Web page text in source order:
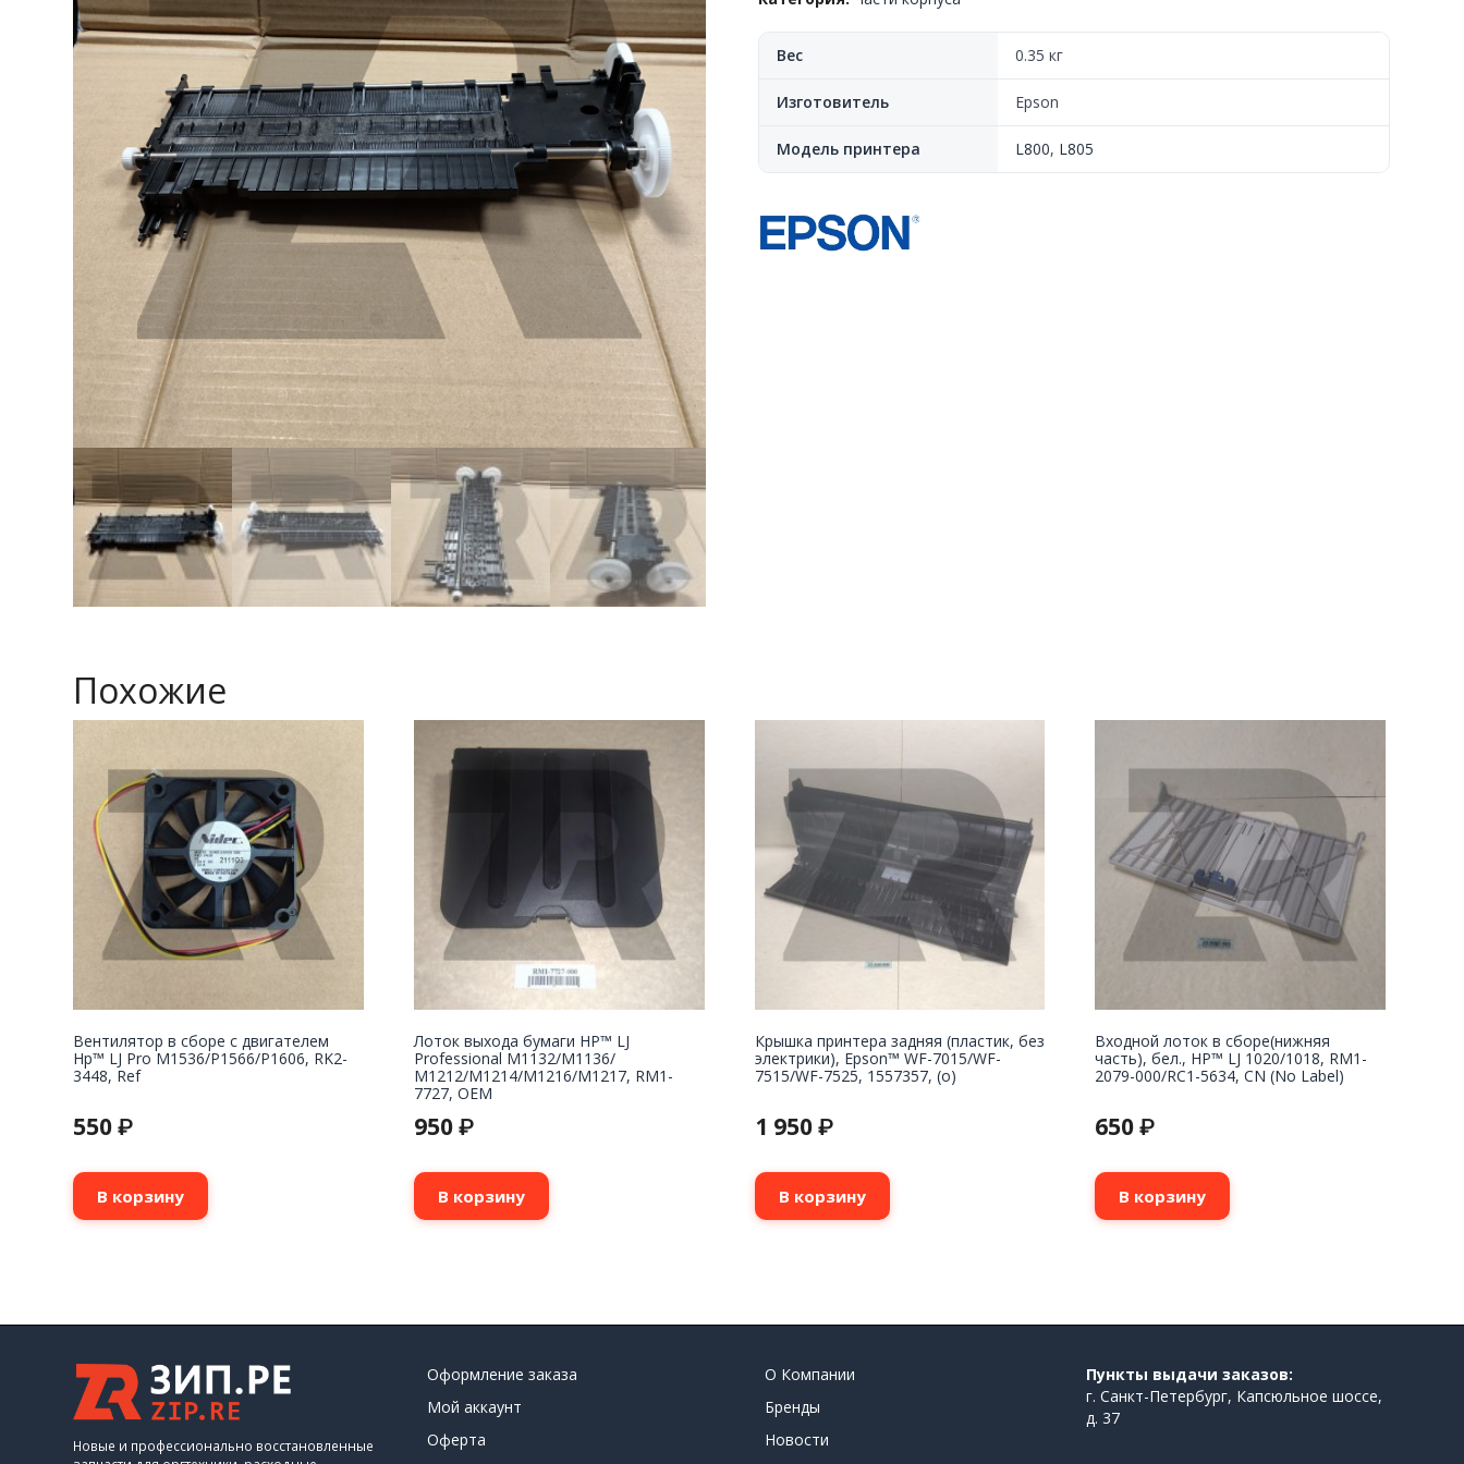
1552782,
OEM
Вес 0.35 кг
Изготовитель Epson
Модель принтера L800, L805
Похожие
Вентилятор в сборе с двигателем
Hp™ LJ Pro M1536/P1566/P1606, RK2-
3448, Ref
550 ₽
В корзину
Лоток выхода бумаги HP™ LJ
Professional M1132/M1136/
M1212/M1214/M1216/M1217, RM1-
7727, OEM
950 ₽
В корзину
Крышка принтера задняя (пластик, без
электрики), Epson™ WF-7015/WF-
7515/WF-7525, 1557357, (o)
1 950 ₽
В корзину
Входной лоток в сборе(нижняя
часть), бел., HP™ LJ 1020/1018, RM1-
2079-000/RC1-5634, CN (No Label)
650₽
В корзину
Новые и профессионально восстановленные
Оформление заказа
Мой аккаунт
Оферта
О Компании
Бренды
Новости
Пункты выдачи заказов:
г. Санкт-Петербург, Капсюльное шоссе,
д. 37